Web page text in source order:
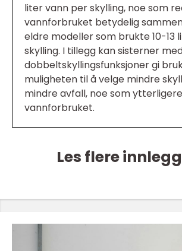
liter vann per skylling, noe som
vannforbruket betydelig
eldre modeller som brukte 10-13
skylling. I tillegg kan sisterner
dobbeltskyllingsfunksjoner gi
muligheten til å velge mindre
mindre avfall, noe som
vannforbruket.
Les flere